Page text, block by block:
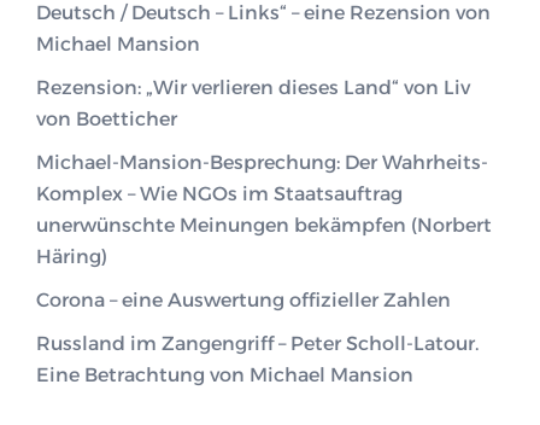
Deutsch / Deutsch – Links“ – eine Rezension von
Michael Mansion
Rezension: „Wir verlieren dieses Land“ von Liv
von Boetticher
Michael-Mansion-Besprechung: Der Wahrheits-
Komplex – Wie NGOs im Staatsauftrag
unerwünschte Meinungen bekämpfen (Norbert
Häring)
Corona – eine Auswertung offizieller Zahlen
Russland im Zangengriff – Peter Scholl-Latour.
Eine Betrachtung von Michael Mansion